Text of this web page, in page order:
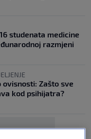
studenata medicine
razmjeni
ovisnosti: Zašto sve
kod psihijatra?